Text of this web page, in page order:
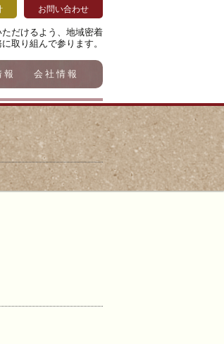
だけるよう、地域密着
取り組んで参ります。
お問い合わせ
報 会社情報